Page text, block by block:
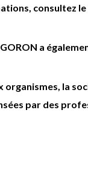
consultez le
a
organismes, la
par des